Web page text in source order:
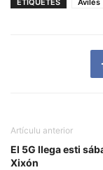
ETIQUETES Avilés
Artículu anterior
El 5G llega esti
Xixón